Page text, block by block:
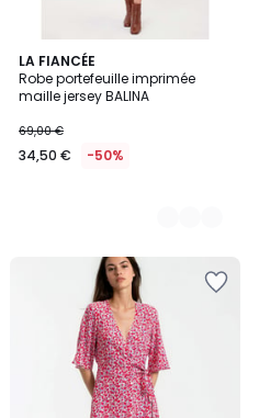
LA FIANCÉE
Robe portefeuille imprimée
maille jersey BALINA
69,00 €
34,50 € -50%
3
Couleurs